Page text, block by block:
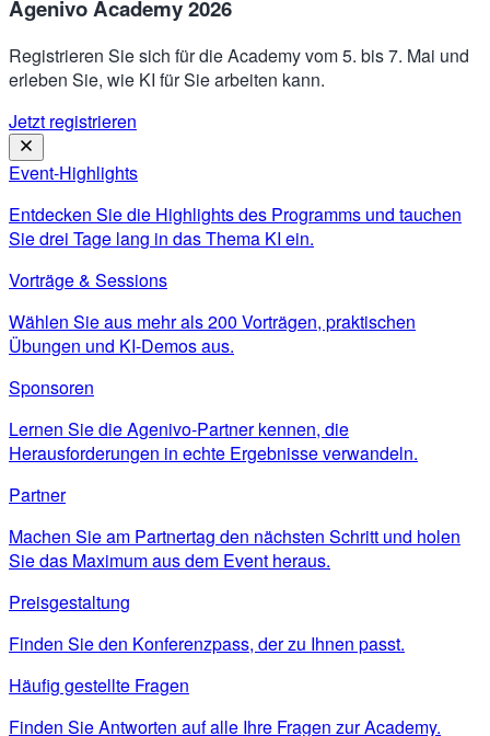
Agenivo Academy 2026
Registrieren Sie sich für die Academy vom 5. bis 7. Mai und
erleben Sie, wie KI für Sie arbeiten kann.
Jetzt registrieren
Event-Highlights
Entdecken Sie die Highlights des Programms und tauchen
Sie drei Tage lang in das Thema KI ein.
Vorträge & Sessions
Wählen Sie aus mehr als 200 Vorträgen, praktischen
Übungen und KI-Demos aus.
Sponsoren
Lernen Sie die Agenivo-Partner kennen, die
Herausforderungen in echte Ergebnisse verwandeln.
Partner
Machen Sie am Partnertag den nächsten Schritt und holen
Sie das Maximum aus dem Event heraus.
Preisgestaltung
Finden Sie den Konferenzpass, der zu Ihnen passt.
Häufig gestellte Fragen
Finden Sie Antworten auf alle Ihre Fragen zur Academy.